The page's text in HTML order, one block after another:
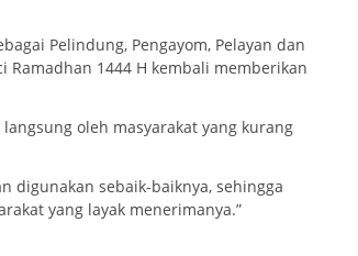
Pelindung, Pengayom, Pelayan dan
Ramadhan 1444 H kembali memberikan
oleh masyarakat yang kurang
digunakan sebaik-baiknya, sehingga
yang layak menerimanya.”